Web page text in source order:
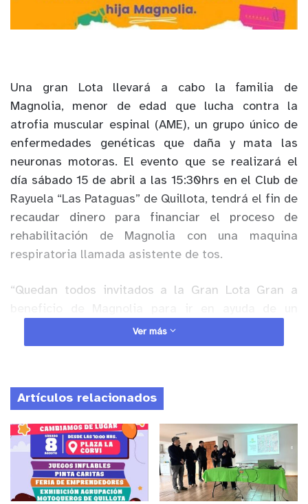
Una gran Lota llevará a cabo la familia de
Magnolia, menor de edad que lucha contra la
atrofia muscular espinal (AME), un grupo único de
enfermedades genéticas que daña y mata las
neuronas motoras. El evento que se realizará el
día sábado 15 de abril a las 15:30hrs en el Club de
Rayuela “Las Pataguas” de Quillota, tendrá el fin de
recaudar dinero para financiar el proceso de
rehabilitación de Magnolia con una maquina
respiratoria llamada asistente de tos.
“Quedan todos invitados a la Gran Lota Gran a
asistente de tos que le puede cambiar la vida en el
proceso de su rehabilitación. Habrá premios
padre de la menor
Anuncio Patrocinado
La familia necesita la máquina con suma urgencia
para la rehabilitación de la menor, la cual tiene un
valor de mercado de $6.000.000 de pesos. Es por
Ver más
Artículos relacionados